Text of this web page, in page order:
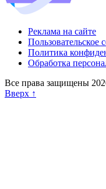
Реклама на сайте
Пользовательское
Политика
Обработка
Все права защищены
Вверх ↑